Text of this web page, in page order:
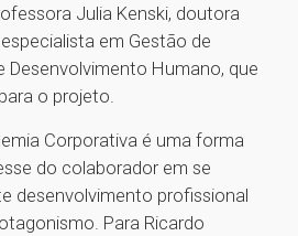
Julia Kenski, doutora
em Gestão de
Desenvolvimento Humano, que
o projeto.
Corporativa é uma forma
do colaborador em se
desenvolvimento profissional
Para Ricardo